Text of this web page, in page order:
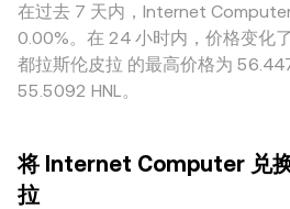
仍可能维持短期或微幅的偏离。
在过去 7 天内，Internet
0.00%。在 24 小时内，价格变化
都拉斯伦皮拉 的最高价格为
55.5092 HNL。
将 Internet Computer 兑
拉